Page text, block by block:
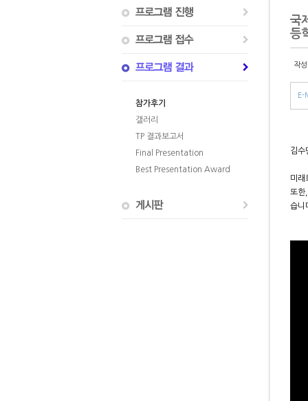
참가후기
갤러리
TP 결과보고서
Final Presentation
Best Presentation Award
국
등
작
E-
김수
미래
또한
습니